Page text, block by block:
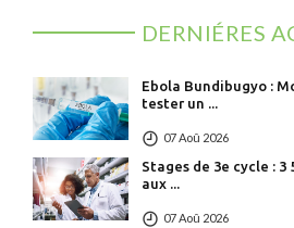
DERNIÉRES
Ebola Bundibugyo :
tester un ...
07 Aoû 2026
Stages de 3e cycle : 3
aux ...
07 Aoû 2026